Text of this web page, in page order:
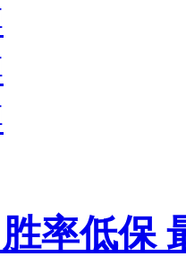
率低保